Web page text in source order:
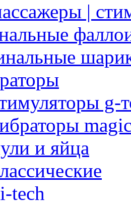
|
g-
и яйца
tech